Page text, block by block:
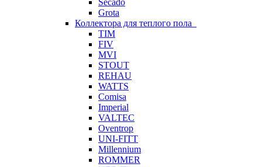
Secado
Grota
Коллектора для теплого пола
TIM
FIV
MVI
STOUT
REHAU
WATTS
Comisa
Imperial
VALTEC
Oventrop
UNI-FITT
Millennium
ROMMER